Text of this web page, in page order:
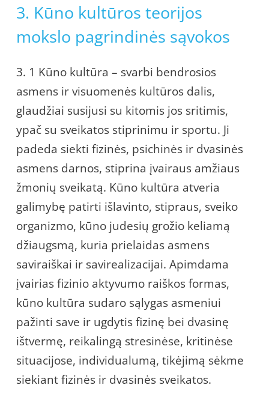
3. Kūno kultūros teorijos
mokslo pagrindinės sąvokos
3. 1 Kūno kultūra – svarbi bendrosios
asmens ir visuomenės kultūros dalis,
glaudžiai susijusi su kitomis jos sritimis,
ypač su sveikatos stiprinimu ir sportu. Ji
padeda siekti fizinės, psichinės ir dvasinės
asmens darnos, stiprina įvairaus amžiaus
žmonių sveikatą. Kūno kultūra atveria
galimybę patirti išlavinto, stipraus, sveiko
organizmo, kūno judesių grožio keliamą
džiaugsmą, kuria prielaidas asmens
saviraiškai ir savirealizacijai. Apimdama
įvairias fizinio aktyvumo raiškos formas,
kūno kultūra sudaro sąlygas asmeniui
pažinti save ir ugdytis fizinę bei dvasinę
ištvermę, reikalingą stresinėse, kritinėse
situacijose, individualumą, tikėjimą sėkme
siekiant fizinės ir dvasinės sveikatos.